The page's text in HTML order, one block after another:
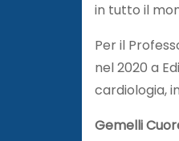
in tutto il
Per il
nel 2020 a
cardiologia,
Gemelli